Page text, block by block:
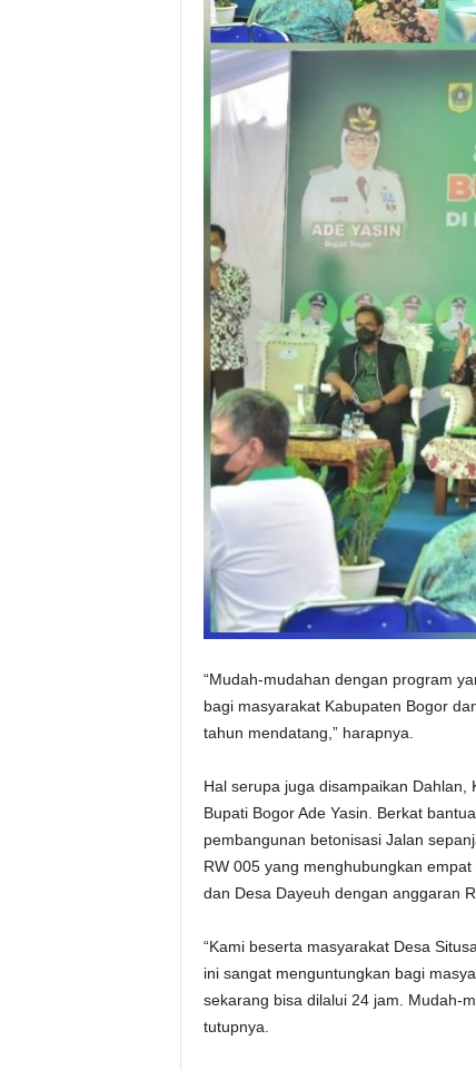
“Mudah-mudahan dengan program
bagi masyarakat Kabupaten Bogor
tahun mendatang,” harapnya.
Hal serupa juga disampaikan
Bupati Bogor Ade Yasin. Berkat
pembangunan betonisasi Jalan
RW 005 yang menghubungkan
dan Desa Dayeuh dengan anggaran
“Kami beserta masyarakat Desa
ini sangat menguntungkan bagi
sekarang bisa dilalui 24 jam. Mudah-
tutupnya.